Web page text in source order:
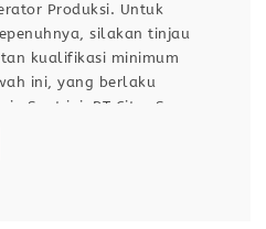
Produksi. Untuk
silakan tinjau
kualifikasi minimum
ini, yang berlaku
ini, PT Citra Surya
program rekrutmen